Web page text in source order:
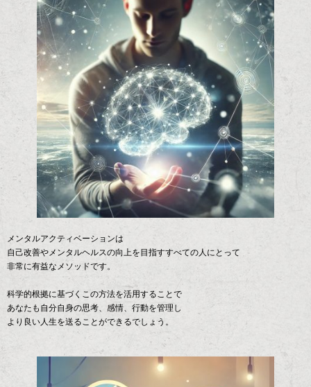
メンタルアクティベーションは
自己改善やメンタルヘルスの向上を目指すすべての人にとって
非常に有益なメソッドです。
科学的根拠に基づくこの方法を活用することで
あなたも自分自身の思考、感情、行動を管理し
より良い人生を送ることができるでしょう。